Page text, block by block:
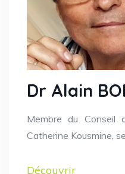
Dr Alain
Membre du Conseil
Catherine Kousmine,
Découvrir